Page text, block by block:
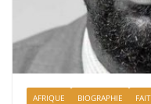
AFRIQUE BIOGRAPHIE